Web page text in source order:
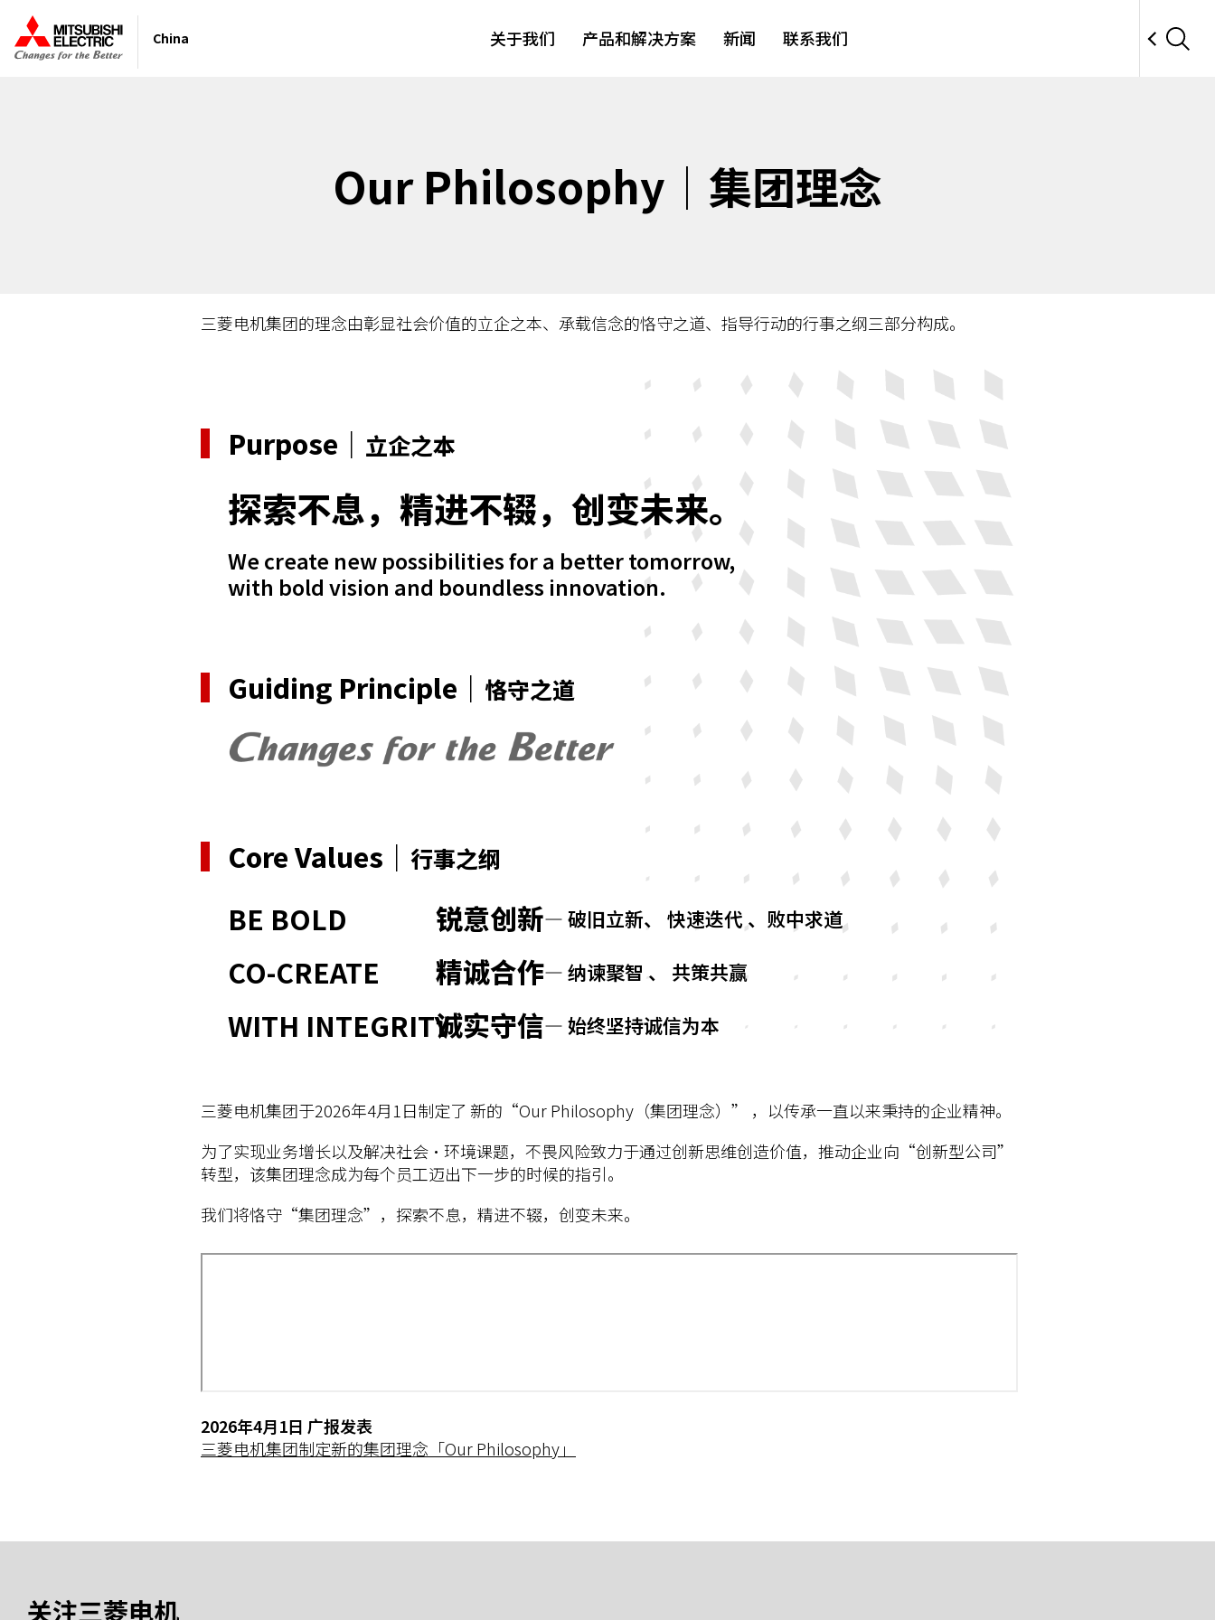
China 关于我们 产品和解决方案 新闻 联系我们
Our Philosophy│集团理念
三菱电机集团的理念由彰显社会价值的立企之本、承载信念的恪守之道、指导行动的行事之纲三部分构成。
Purpose｜ 立企之本
探索不息，精进不辍，创变未来。
We create new possibilities for a better tomorrow,
with bold vision and boundless innovation.
Guiding Principle｜ 恪守之道
Core Values｜ 行事之纲
BE BOLD 锐意创新— 破旧立新、 快速迭代 、败中求道
CO-CREATE 精诚合作— 纳谏聚智 、 共策共赢
WITH INTEGRITY诚实守信— 始终坚持诚信为本
三菱电机集团于2026年4月1日制定了 新的“Our Philosophy（集团理念）” ，以传承一直以来秉持的企业精神。
为了实现业务增长以及解决社会・环境课题，不畏风险致力于通过创新思维创造价值，推动企业向“创新型公司”
转型，该集团理念成为每个员工迈出下一步的时候的指引。
我们将恪守“集团理念”，探索不息，精进不辍，创变未来。
2026年4月1日 广报发表
三菱电机集团制定新的集团理念「Our Philosophy」
关注三菱电机